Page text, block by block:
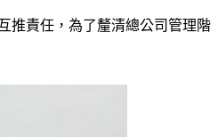
推責任，為了釐清總公司管理階